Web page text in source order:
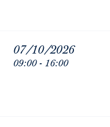
07/10/2026
09:00 - 16:00